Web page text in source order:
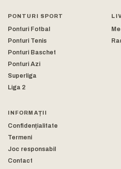
PONTURI SPORT
Ponturi Fotbal
Ponturi Tenis
Ponturi Baschet
Ponturi Azi
Superliga
Liga 2
INFORMAȚII
Confidențialitate
Termeni
Joc responsabil
Contact